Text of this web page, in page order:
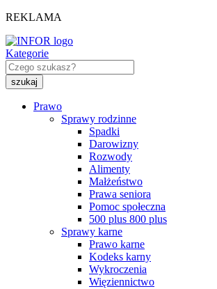
REKLAMA
Kategorie
Prawo
Sprawy rodzinne
Spadki
Darowizny
Rozwody
Alimenty
Małżeństwo
Prawa seniora
Pomoc społeczna
500 plus 800 plus
Sprawy karne
Prawo karne
Kodeks karny
Wykroczenia
Więziennictwo